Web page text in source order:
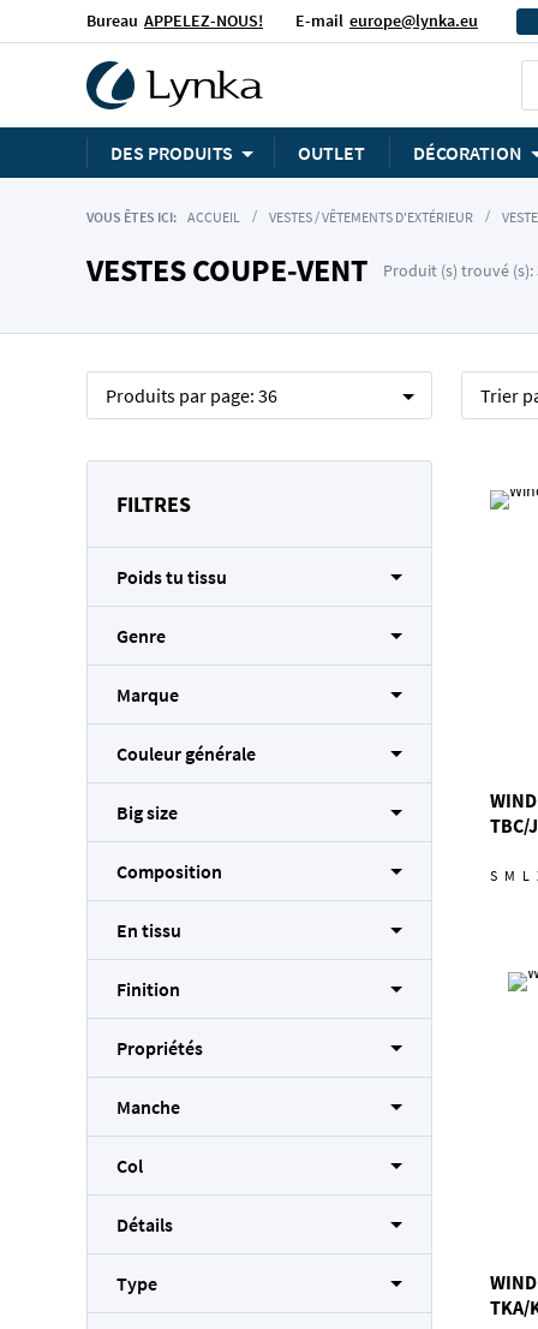
Bureau APPELEZ-NOUS! E-mail europe@lynka.eu
DES PRODUITS OUTLET DÉCORATION
VOUS ÊTES ICI: ACCUEIL VESTES / VÊTEMENTS D'EXTÉRIEUR
VESTES COUPE-VENT Produit (s) trouvé (s):
Produits par page: 36 Trier
TBC/
S M L
TKA/
FILTRES
Poids tu tissu
Genre
Marque
Couleur générale
Big size
Composition
En tissu
Finition
Propriétés
Manche
Col
Détails
Type